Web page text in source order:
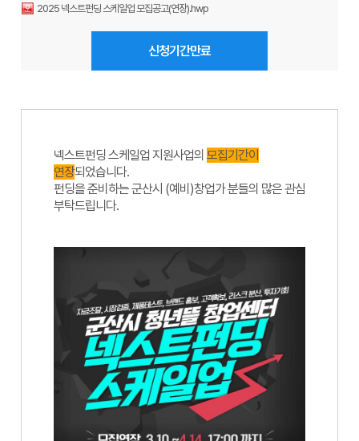
2025 넥스트펀딩 스케일업 모집공고(연장).hwp
신청기간만료
넥스트펀딩 스케일업 지원사업의 모집기간이
연장되었습니다.
펀딩을 준비하는 군산시 (예비)창업가 분들의 많은 관심
부탁드립니다.